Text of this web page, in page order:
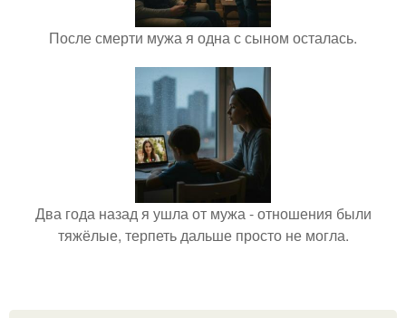
После смерти мужа я одна с сыном осталась.
Два года назад я ушла от мужа - отношения были
тяжёлые, терпеть дальше просто не могла.